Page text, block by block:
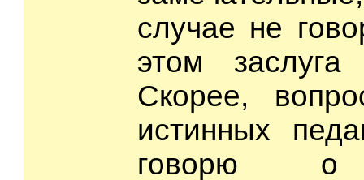
случае не
этом заслуга
Скорее,
истинных
говорю о